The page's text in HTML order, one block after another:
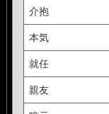
介抱
本気
就任
親友